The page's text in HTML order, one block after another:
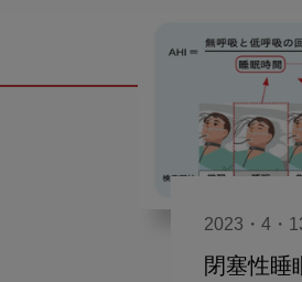
2023・4・
閉塞性睡